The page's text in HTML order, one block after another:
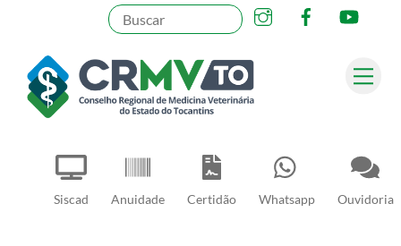
content
Siscad Anuidade Certidão Whatsapp Ouvidoria
InstagramFacebook
Pesquisar